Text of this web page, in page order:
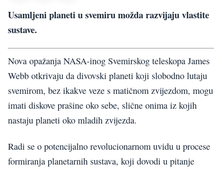
Usamljeni planeti u svemiru možda razvijaju vlastite
sustave.
Nova opažanja NASA-inog Svemirskog teleskopa James
Webb otkrivaju da divovski planeti koji slobodno lutaju
svemirom, bez ikakve veze s matičnom zvijezdom, mogu
imati diskove prašine oko sebe, slične onima iz kojih
nastaju planeti oko mladih zvijezda.
Radi se o potencijalno revolucionarnom uvidu u procese
formiranja planetarnih sustava, koji dovodi u pitanje